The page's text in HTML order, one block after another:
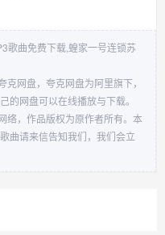
歌曲免费下载,蝗家一号连锁苏
网盘，夸克网盘为阿里旗下，
的网盘可以在线播放与下载。
络，作品版权为原作者所有。本
曲请来信告知我们，我们会立